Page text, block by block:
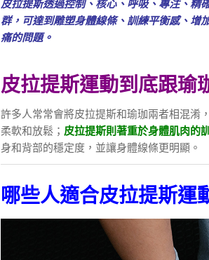
皮拉提斯透過控制、核心、呼吸、專注、精
群，可達到雕塑身體線條、訓練平衡感、增
痛的問題。
皮拉提斯運動到底跟瑜
許多人常常會將皮拉提斯和瑜珈兩者相混淆
柔軟和放鬆； 皮拉提斯則著重於身體肌肉的
身和背部的穩定度，並讓身體線條更明顯。
哪些人適合皮拉提斯運